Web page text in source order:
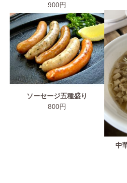
900円
ソーセージ五種盛り
800円
中